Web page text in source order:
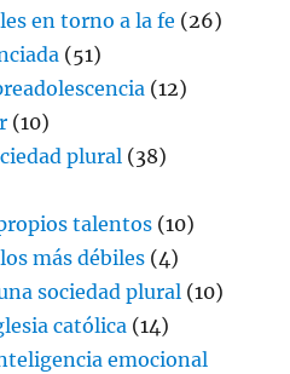
en torno a la fe (26)
(51)
(12)
(10)
plural (38)
talentos (10)
más débiles (4)
sociedad plural (10)
católica (14)
emocional